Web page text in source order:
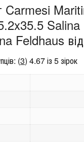
Carmesi
Salina
Feldhaus
(3) 4.67 із 5 зірок